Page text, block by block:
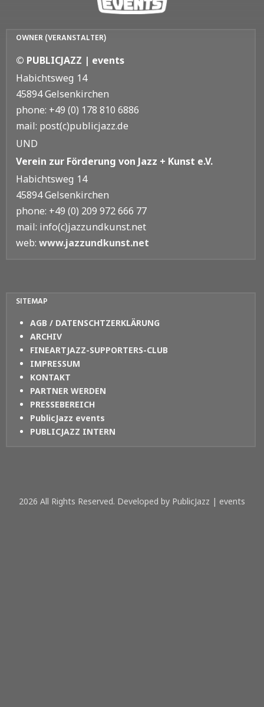
OWNER (VERANSTALTER)
© PUBLICJAZZ | events
Habichtsweg 14
45894 Gelsenkirchen
phone: +49 (0) 178 810 6886
mail: post(c)publicjazz.de
UND
Verein zur Förderung von Jazz + Kunst e.V.
Habichtsweg 14
45894 Gelsenkirchen
phone: +49 (0) 209 972 666 77
mail: info(c)jazzundkunst.net
web: www.jazzundkunst.net
SITEMAP
AGB / DATENSCHTZERKLÄRUNG
ARCHIV
FINEARTJAZZ-SUPPORTERS-CLUB
IMPRESSUM
KONTAKT
PARTNER WERDEN
PRESSEBEREICH
PublicJazz events
PUBLICJAZZ INTERN
2026 All Rights Reserved. Developed by PublicJazz | events